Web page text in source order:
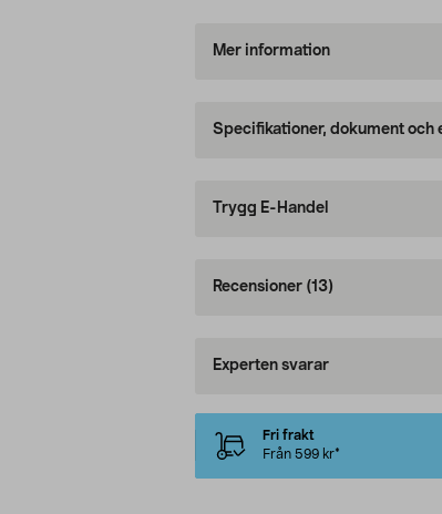
Mer information
Specifikationer, dokument och
Trygg E-Handel
Recensioner (13)
Experten svarar
Fri frakt
Från 599 kr*